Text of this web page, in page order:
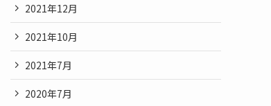
2021年12月
2021年10月
2021年7月
2020年7月